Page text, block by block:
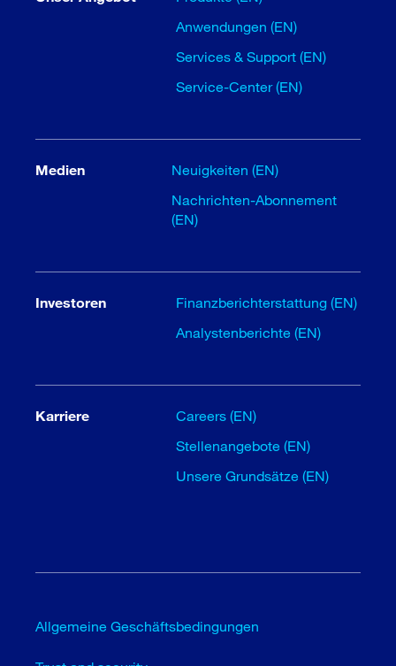
Anwendungen (EN)
Services & Support (EN)
Service-Center (EN)
Medien
Neuigkeiten (EN)
Nachrichten-Abonnement
(EN)
Investoren
Finanzberichterstattung (EN)
Analystenberichte (EN)
Karriere
Careers (EN)
Stellenangebote (EN)
Unsere Grundsätze (EN)
Allgemeine Geschäftsbedingungen